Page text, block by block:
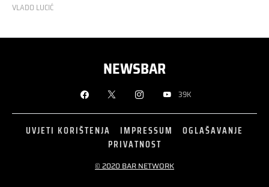
VLADO LUCIĆ
NEWSBAR
39K
UVJETI KORIŠTENJA IMPRESSUM
OGLAŠAVANJE
PRIVATNOST
© 2020 BAR NETWORK